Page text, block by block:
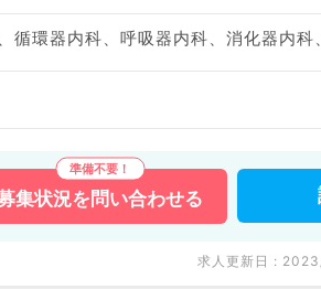
集状況を 問い合わせる
求人更新日 :